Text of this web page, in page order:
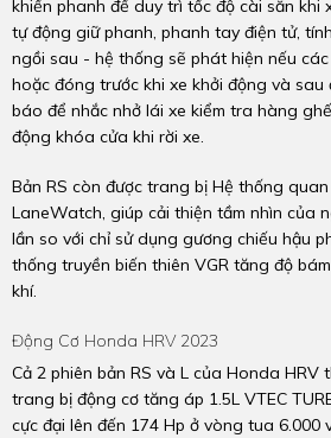
khiển phanh để duy trì tốc độ cài sẵn khi
tự động giữ phanh, phanh tay điện tử,
ngồi sau - hệ thống sẽ phát hiện nếu
hoặc đóng trước khi xe khởi động và sau
báo để nhắc nhở lái xe kiểm tra hàng
động khóa cửa khi rời xe.
Bản RS còn được trang bị Hệ thống
LaneWatch, giúp cải thiện tầm nhìn của
lần so với chỉ sử dụng gương chiếu hậu
thống truyền biến thiên VGR tăng độ
khí.
Động Cơ Honda HRV 2023
Cả 2 phiên bản RS và L của Honda HRV
trang bị động cơ tăng áp 1.5L VTEC
cực đại lên đến 174 Hp ở vòng tua 6.000